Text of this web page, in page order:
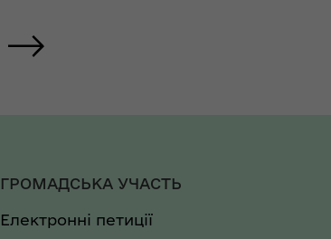
ГРОМАДСЬКА УЧАСТЬ
Електронні петиції